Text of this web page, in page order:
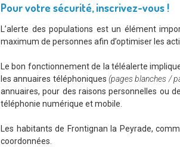
Pour votre sécurité, inscrivez-vous !
L’alerte des populations est un élément
maximum de personnes afin d’optimiser les
Le bon fonctionnement de la téléalerte
les annuaires téléphoniques (pages blanches /
annuaires, pour des raisons personnelles ou
téléphonie numérique et mobile.
Les habitants de Frontignan la Peyrade,
coordonnées.